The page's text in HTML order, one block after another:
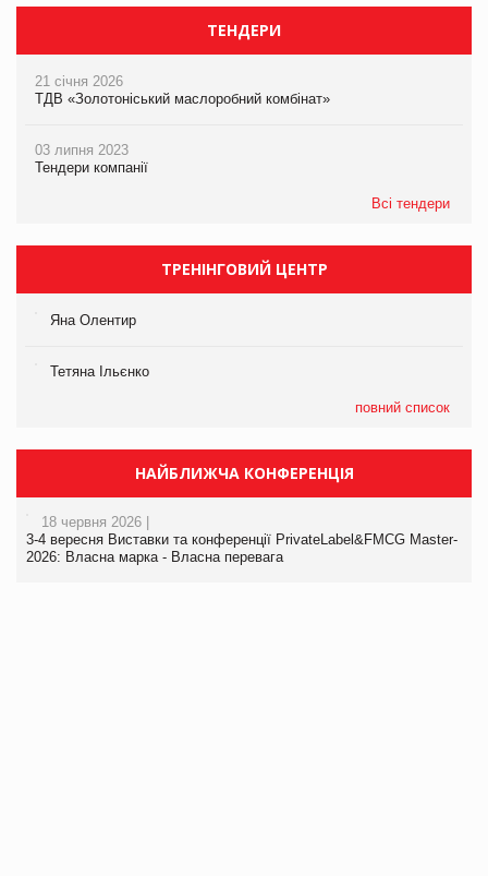
ТЕНДЕРИ
21 січня 2026
ТДВ «Золотоніський маслоробний комбінат»
03 липня 2023
Тендери компанії
Всі тендери
ТРЕНІНГОВИЙ ЦЕНТР
Яна Олентир
Тетяна Ільєнко
повний список
НАЙБЛИЖЧА КОНФЕРЕНЦІЯ
18 червня 2026 |
3-4 вересня Виставки та конференції PrivateLabel&FMCG Master-
2026: Власна марка - Власна перевага